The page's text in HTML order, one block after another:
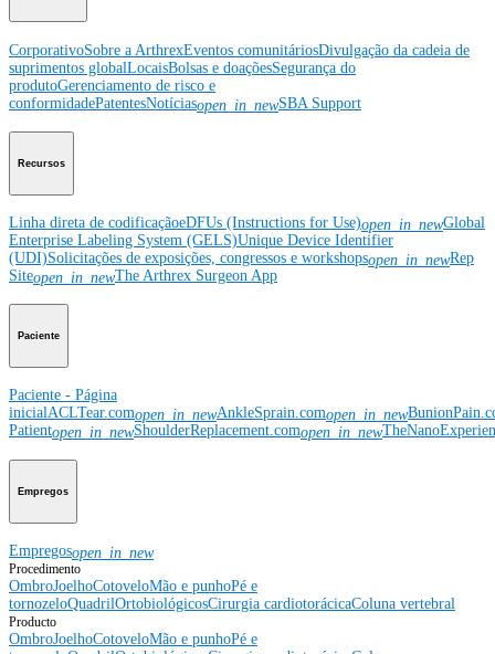
CorporativoSobre a ArthrexEventos comunitáriosDivulgação da cadeia de
suprimentos globalLocaisBolsas e doaçõesSegurança do
produtoGerenciamento de risco e
conformidadePatentesNotíciasopen_in_newSBA Support
Recursos
Linha direta de codificaçãoeDFUs (Instructions for Use)open_in_newGlobal
Enterprise Labeling System (GELS)Unique Device Identifier
(UDI)Solicitações de exposições, congressos e workshopsopen_in_newRep
Siteopen_in_newThe Arthrex Surgeon App
Paciente
Paciente - Página
inicialACLTear.comopen_in_newAnkleSprain.comopen_in_new
Patientopen_in_newShoulderReplacement.comopen_in_new
Empregos
Empregosopen_in_new
Procedimento
OmbroJoelhoCotoveloMão e punhoPé e
tornozeloQuadrilOrtobiológicosCirurgia cardiotorácicaColuna vertebral
Producto
OmbroJoelhoCotoveloMão e punhoPé e